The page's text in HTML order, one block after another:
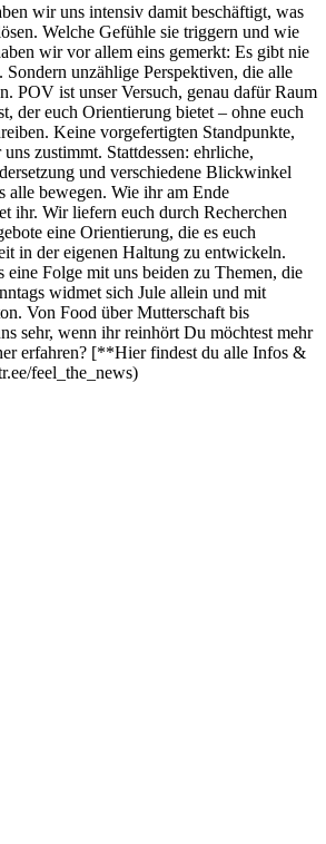
wir uns intensiv damit beschäftigt, was
Welche Gefühle sie triggern und wie
wir vor allem eins gemerkt: Es gibt nie
Sondern unzählige Perspektiven, die alle
POV ist unser Versuch, genau dafür Raum
der euch Orientierung bietet – ohne euch
Keine vorgefertigten Standpunkte,
zustimmt. Stattdessen: ehrliche,
und verschiedene Blickwinkel
alle bewegen. Wie ihr am Ende
ihr. Wir liefern euch durch Recherchen
eine Orientierung, die es euch
in der eigenen Haltung zu entwickeln.
eine Folge mit uns beiden zu Themen, die
widmet sich Jule allein und mit
Von Food über Mutterschaft bis
sehr, wenn ihr reinhört Du möchtest mehr
erfahren? [**Hier findest du alle Infos &
feel_the_news)